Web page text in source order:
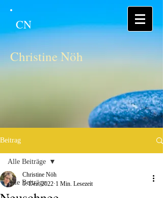
CN
Christine Nöh
Beitrag
Alle Beiträge
Alle Beiträge
Christine Nöh
5. Dez. 2022 1 Min. Lesezeit